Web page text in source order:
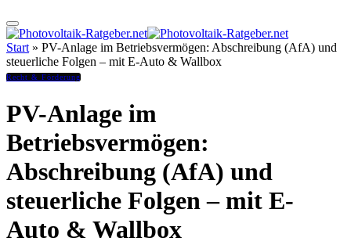
Start » PV-Anlage im Betriebsvermögen: Abschreibung (AfA) und
steuerliche Folgen – mit E-Auto & Wallbox
Recht & Förderung
PV-Anlage im
Betriebsvermögen:
Abschreibung (AfA) und
steuerliche Folgen – mit E-
Auto & Wallbox